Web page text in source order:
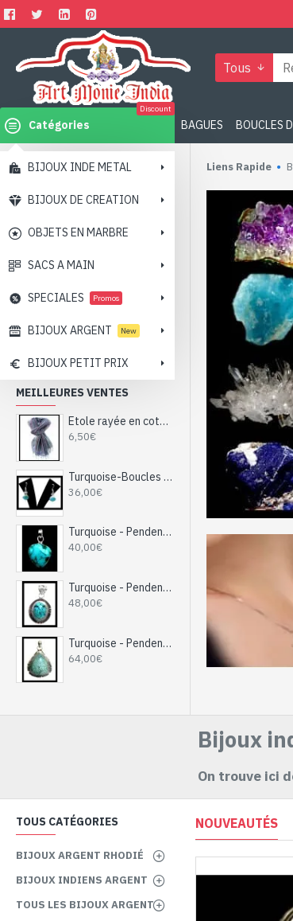
Tous
Catégories
Discount
BIJOUX INDE METAL
BIJOUX DE CREATION
OBJETS EN MARBRE
SACS A MAIN
SPECIALES Promos
BIJOUX ARGENT New
BIJOUX PETIT PRIX
BAGUES BOUCLES
MEILLEURES VENTES
Etole rayée en coton et viscose - Etole indienne
6,50€
Turquoise-Boucles d'Oreilles indiennes Turquoise-Bijoux Inde
36,00€
Turquoise - Pendentif indien Turquoise - Bijoux Inde
40,00€
Turquoise - Pendentif indien Turquoise - Bijoux Inde
48,00€
Turquoise - Pendentif indien Turquoise - Bijoux Inde
64,00€
Liens Rapide
Bijoux
On trouve ici
TOUS CATÉGORIES
BIJOUX ARGENT RHODIÉ
BIJOUX INDIENS ARGENT
TOUS LES BIJOUX ARGENT
NOUVEAUTÉS